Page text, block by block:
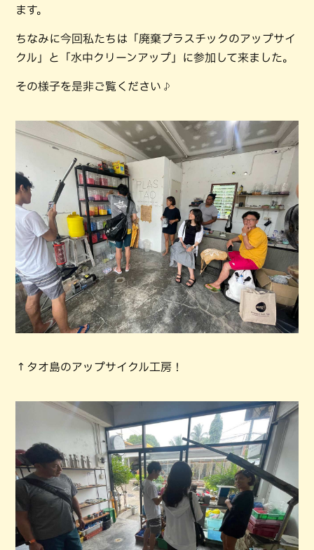
ます。
ちなみに今回私たちは「廃棄プラスチックのアップサイ
クル」と「水中クリーンアップ」に参加して来ました。
その様子を是非ご覧ください♪
↑タオ島のアップサイクル工房！